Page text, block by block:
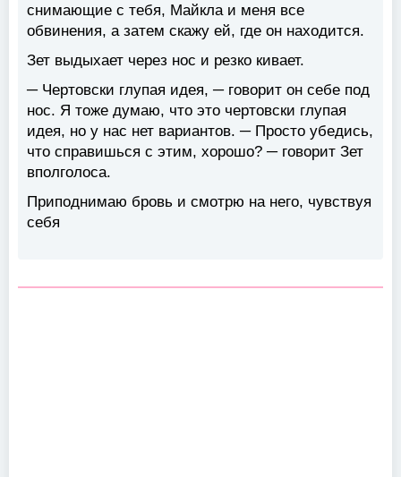
снимающие с тебя, Майкла и меня все
обвинения, а затем скажу ей, где он находится.
Зет выдыхает через нос и резко кивает.
─ Чертовски глупая идея, ─ говорит он себе под
нос. Я тоже думаю, что это чертовски глупая
идея, но у нас нет вариантов. ─ Просто убедись,
что справишься с этим, хорошо? ─ говорит Зет
вполголоса.
Приподнимаю бровь и смотрю на него, чувствуя
себя